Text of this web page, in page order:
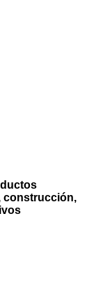
construcción,